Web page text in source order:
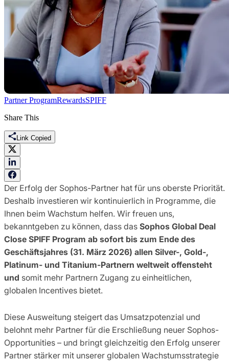
Partner ProgramRewardsSPIFF
Share This
Link Copied
Der Erfolg der Sophos-Partner hat für uns oberste Priorität.
Deshalb investieren wir kontinuierlich in Programme, die
Ihnen beim Wachstum helfen. Wir freuen uns,
bekanntgeben zu können, dass das Sophos Global Deal
Close SPIFF Program ab sofort bis zum Ende des
Geschäftsjahres (31. März 2026) allen Silver-, Gold-,
Platinum- und Titanium-Partnern weltweit offensteht
und somit mehr Partnern Zugang zu einheitlichen,
globalen Incentives bietet.
Diese Ausweitung steigert das Umsatzpotenzial und
belohnt mehr Partner für die Erschließung neuer Sophos-
Opportunities – und bringt gleichzeitig den Erfolg unserer
Partner stärker mit unserer globalen Wachstumsstrategie